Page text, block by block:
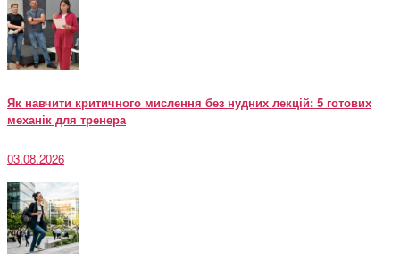
Як навчити критичного мислення без нудних лекцій: 5 готових
механік для тренера
03.08.2026